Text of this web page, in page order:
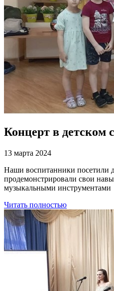
Концерт в детском
13 марта 2024
Наши воспитанники посетили
продемонстрировали свои
музыкальными инструментами
Читать полностью